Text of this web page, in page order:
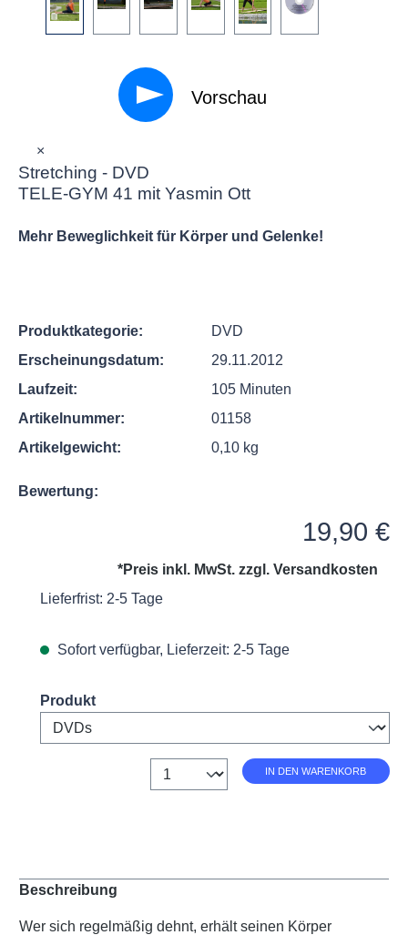
Vorschau
×
Stretching - DVD
TELE-GYM 41 mit Yasmin Ott
Mehr Beweglichkeit für Körper und Gelenke!
Produktkategorie:
DVD
Erscheinungsdatum:
29.11.2012
Laufzeit:
105 Minuten
Artikelnummer:
01158
Artikelgewicht:
0,10 kg
Bewertung:
19,90 €
*Preis inkl. MwSt. zzgl. Versandkosten
Lieferfrist: 2-5 Tage
Sofort verfügbar, Lieferzeit: 2-5 Tage
Select
Produkt
Anzahl IN DEN WARENKORB
Beschreibung
Wer sich regelmäßig dehnt, erhält seinen Körper